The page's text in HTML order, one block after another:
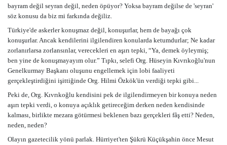
bayram değil seyran değil, neden öpüyor? Yoksa bayram değilse de 'seyran'
söz konusu da biz mi farkında değiliz.
Türkiye'de askerler konuşmaz değil, konuşurlar, hem de bayağı çok
konuşurlar. Ancak kendilerini ilgilendiren konularda ketumdurlar; Ne kadar
zorlanırlarsa zorlansınlar, verecekleri en aşırı tepki, “Ya, demek öyleymiş;
ben yine de konuşmayayım olur.” Tıpkı, selefi Org. Hüseyin Kıvrıkoğlu'nun
Genelkurmay Başkanı oluşunu engellemek için lobi faaliyeti
gerçekleştirdiğini işittiğinde Org. Hilmi Özkök'ün verdiği tepki gibi...
Peki de, Org. Kıvrıkoğlu kendisini pek de ilgilendirmeyen bir konuya neden
aşırı tepki verdi, o konuya açıklık getireceğim derken neden kendisinde
kalması, birlikte mezara götürmesi beklenen bazı gerçekleri fâş etti? Neden,
neden, neden?
Olayın gazetecilik yönü parlak. Hürriyet'ten Şükrü Küçükşahin önce Mesut